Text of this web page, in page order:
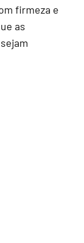
firmeza e
as